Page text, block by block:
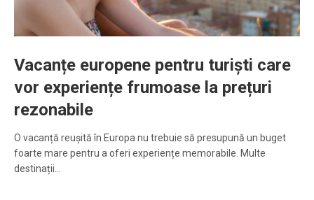
Vacanțe europene pentru turiști care
vor experiențe frumoase la prețuri
rezonabile
O vacanță reușită în Europa nu trebuie să presupună un buget
foarte mare pentru a oferi experiențe memorabile. Multe
destinații…